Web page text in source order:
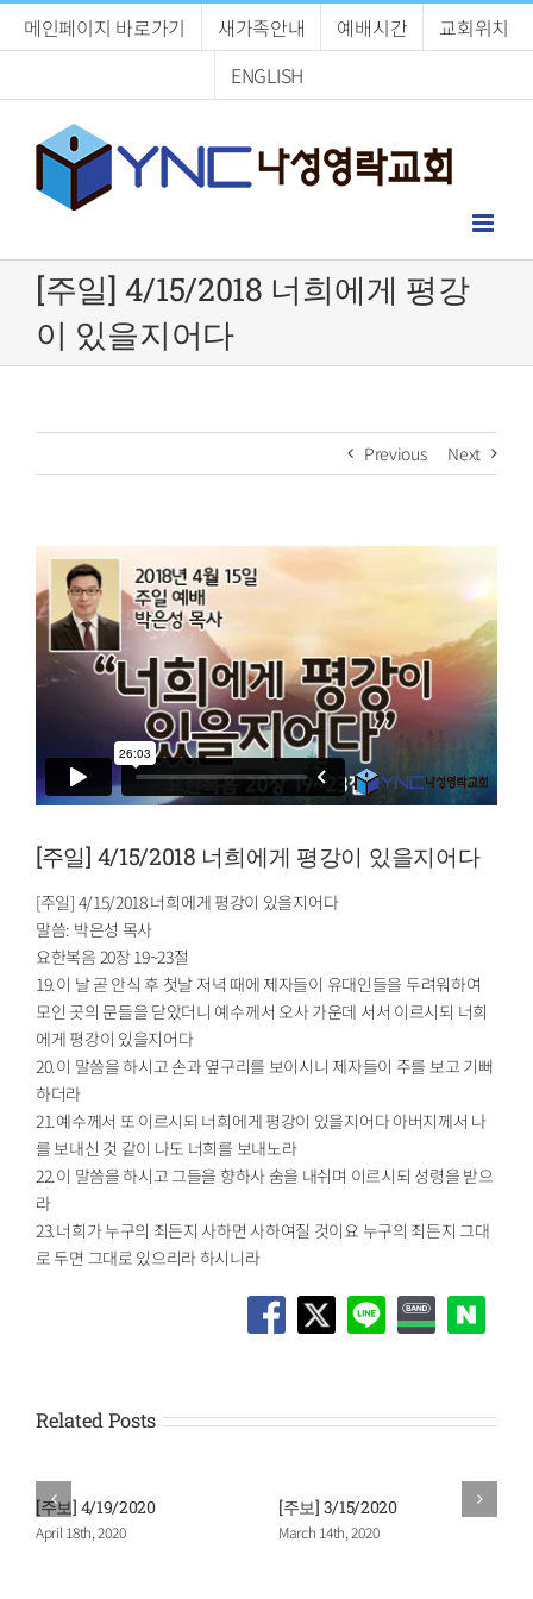
메인페이지 바로가기 새가족안내 예배시간
교회위치
ENGLISH
[주일] 4/15/2018 너희에게 평강
이 있을지어다
Previous Next
[주일] 4/15/2018 너희에게 평강이 있을지어다
[주일] 4/15/2018 너희에게 평강이 있을지어다
말씀: 박은성 목사
요한복음 20장 19~23절
19.이 날 곧 안식 후 첫날 저녁 때에 제자들이 유대인들을 두려워하여
모인 곳의 문들을 닫았더니 예수께서 오사 가운데 서서 이르시되 너희
에게 평강이 있을지어다
20.이 말씀을 하시고 손과 옆구리를 보이시니 제자들이 주를 보고 기뻐
하더라
21.예수께서 또 이르시되 너희에게 평강이 있을지어다 아버지께서 나
를 보내신 것 같이 나도 너희를 보내노라
22.이 말씀을 하시고 그들을 향하사 숨을 내쉬며 이르시되 성령을 받으
라
23.너희가 누구의 죄든지 사하면 사하여질 것이요 누구의 죄든지 그대
로 두면 그대로 있으리라 하시니라
Related Posts
[주보] 4/19/2020
April 18th, 2020
[주보] 3/15/2020
March 14th, 2020